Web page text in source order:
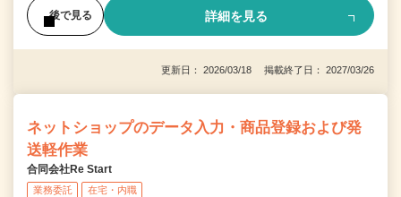
後で見る 詳細を見る
更新日： 2026/03/18 掲載終了日： 2027/03/26
ネットショップのデータ入力・商品登録および発
送軽作業
合同会社Re Start
業務委託 在宅・内職